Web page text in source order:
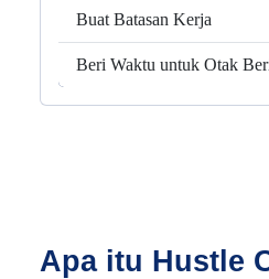
Buat Batasan Kerja
Beri Waktu untuk Otak
Apa itu Hustle